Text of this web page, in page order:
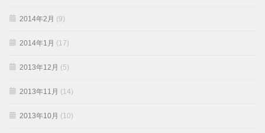
2014年2月 (9)
2014年1月 (17)
2013年12月 (5)
2013年11月 (14)
2013年10月 (10)